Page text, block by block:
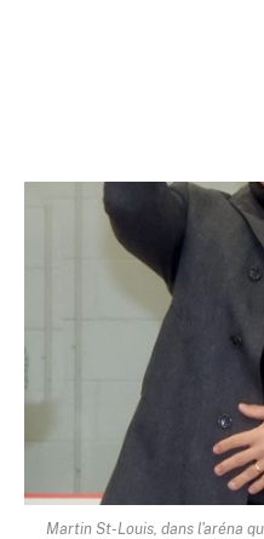
Martin St-Louis, dans l'aréna